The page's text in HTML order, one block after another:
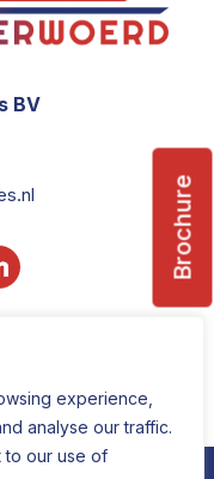
experience,
analyse our traffic.
to our use of
BV
Brochure